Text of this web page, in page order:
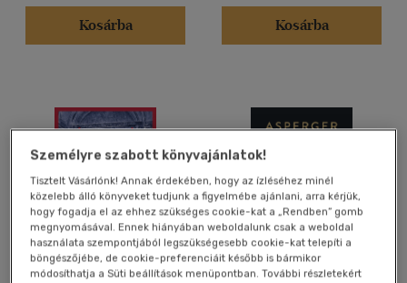
Nyelv szerint
Arab(1)
Bolgár (2)
Cseh(1)
Francia (5)
Lengyel(1)
Magyar - latin(1)
Kosárba
Kosárba
Nagy diplomaták Asperger gyermekei
Személyre szabott könyvajánlatok!
Tisztelt Vásárlónk! Annak érdekében, hogy az ízléséhez minél
közelebb álló könyveket tudjunk a figyelmébe ajánlani, arra kérjük,
hogy fogadja el az ehhez szükséges cookie-kat a „Rendben” gomb
megnyomásával. Ennek hiányában weboldalunk csak a weboldal
használata szempontjából legszükségesebb cookie-kat telepíti a
böngészőjébe, de cookie-preferenciáit később is bármikor
módosíthatja a Süti beállítások menüpontban. További részletekért